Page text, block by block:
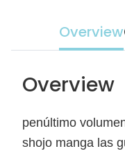
Overview
Overview
penúltimo
shojo manga las